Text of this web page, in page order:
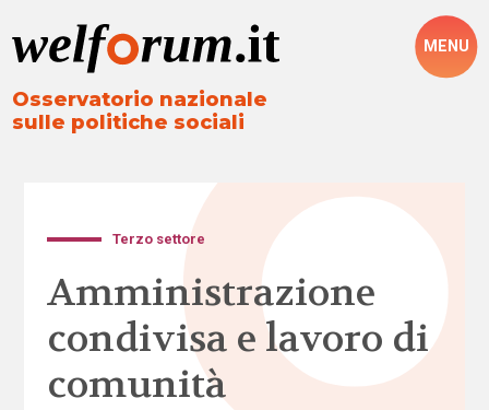
Osservatorio nazionale
sulle politiche sociali
MENU
Terzo settore
Amministrazione
condivisa e lavoro di
comunità